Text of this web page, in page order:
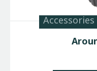
Accessories